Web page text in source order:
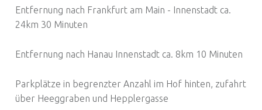
Entfernung nach Frankfurt am Main - Innenstadt ca.
24km 30 Minuten
Entfernung nach Hanau Innenstadt ca. 8km 10 Minuten
Parkplätze in begrenzter Anzahl im Hof hinten, zufahrt
über Heeggraben und Hepplergasse